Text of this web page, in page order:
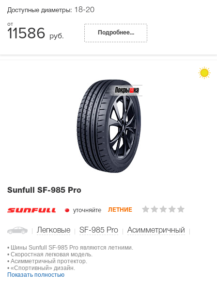
Доступные диаметры: 18-20
11586 руб. Подробнее...
Sunfull SF-985 Pro
уточняйте ЛЕТНИЕ
Легковые SF-985 Pro Асимметричный
• Шины Sunfull SF-985 Pro являются летними.
• Скоростная легковая модель.
• Асимметричный протектор.
• «Спортивный» дизайн.
Показать полностью